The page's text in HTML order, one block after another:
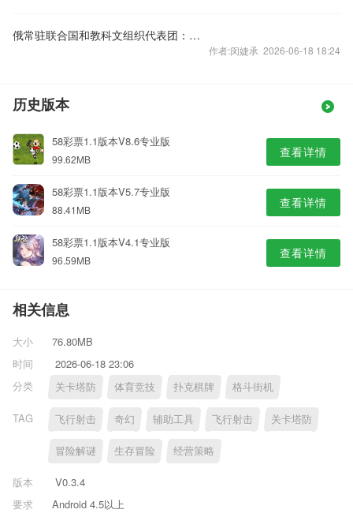
俄常驻联合国和教科文组织代表团：一直严格遵守保护文化财产公约
作者:闵婕承 2026-06-18 18:24
历史版本
58彩票1.1版本V8.6专业版
99.62MB 查看详情
58彩票1.1版本V5.7专业版
88.41MB 查看详情
58彩票1.1版本V4.1专业版
96.59MB 查看详情
相关信息
大小
76.80MB
时间
2026-06-18 23:06
分类
关卡塔防 体育竞技 扑克棋牌 格斗街机
TAG 飞行射击 奇幻 辅助工具 飞行射击 关卡塔防
冒险解谜 生存冒险 经营策略
版本
V0.3.4
要求
Android 4.5以上